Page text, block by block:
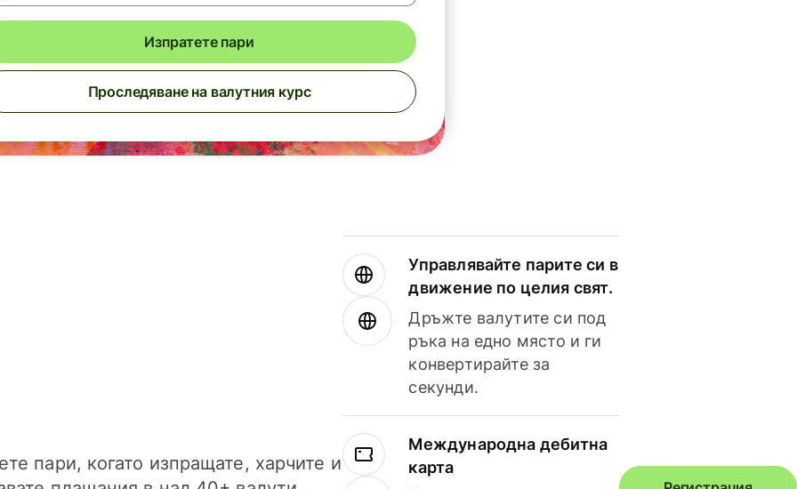
Изпратете пари
Проследяване на валутния курс
пари, когато изпращате, харчите и
Управлявайте парите си в
движение по целия свят.
Дръжте валутите си под
ръка на едно място и ги
конвертирайте за
секунди.
Международна дебитна
карта